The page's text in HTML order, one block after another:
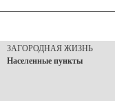
ЗАГОРОДНАЯ ЖИЗНЬ
Населенные пункты